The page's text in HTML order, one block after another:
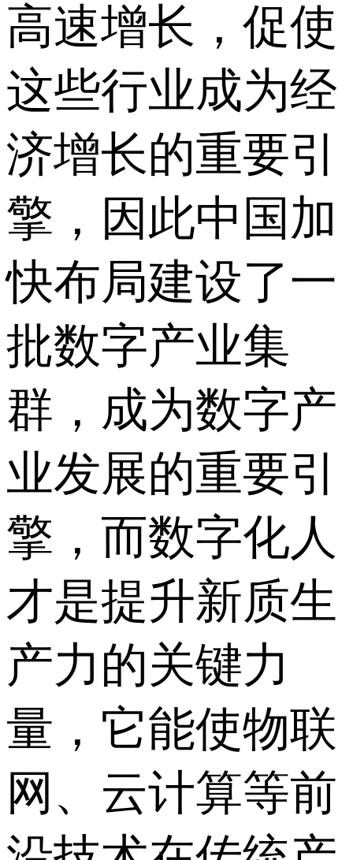
高速增长，促使
这些行业成为经
济增长的重要引
擎，因此中国加
快布局建设了一
批数字产业集
群，成为数字产
业发展的重要引
擎，而数字化人
才是提升新质生
产力的关键力
量，它能使物联
网、云计算等前